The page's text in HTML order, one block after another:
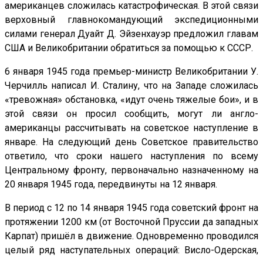
американцев сложилась катастрофическая. В этой связи
верховный главнокомандующий экспедиционными
силами генерал Дуайт Д. Эйзенхауэр предложил главам
США и Великобритании обратиться за помощью к СССР.
6 января 1945 года премьер-министр Великобритании У.
Черчилль написал И. Сталину, что на Западе сложилась
«тревожная» обстановка, «идут очень тяжелые бои», и в
этой связи он просил сообщить, могут ли англо-
американцы рассчитывать на советское наступление в
январе. На следующий день Советское правительство
ответило, что сроки нашего наступления по всему
Центральному фронту, первоначально назначенному на
20 января 1945 года, передвинуты на 12 января.
В период с 12 по 14 января 1945 года советский фронт на
протяжении 1200 км (от Восточной Пруссии да западных
Карпат) пришёл в движение. Одновременно проводился
целый ряд наступательных операций: Висло-Одерская,